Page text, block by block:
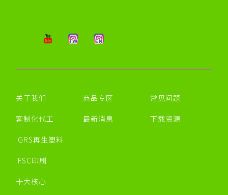
关于我们
客制化代工
GRS再生塑料
FSC印刷
十大核心
商品专区
最新消息
常见问题
下载资源